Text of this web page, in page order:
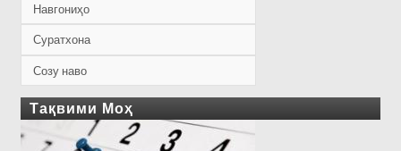
Навгониҳо
Суратхона
Созу наво
Тақвими Моҳ